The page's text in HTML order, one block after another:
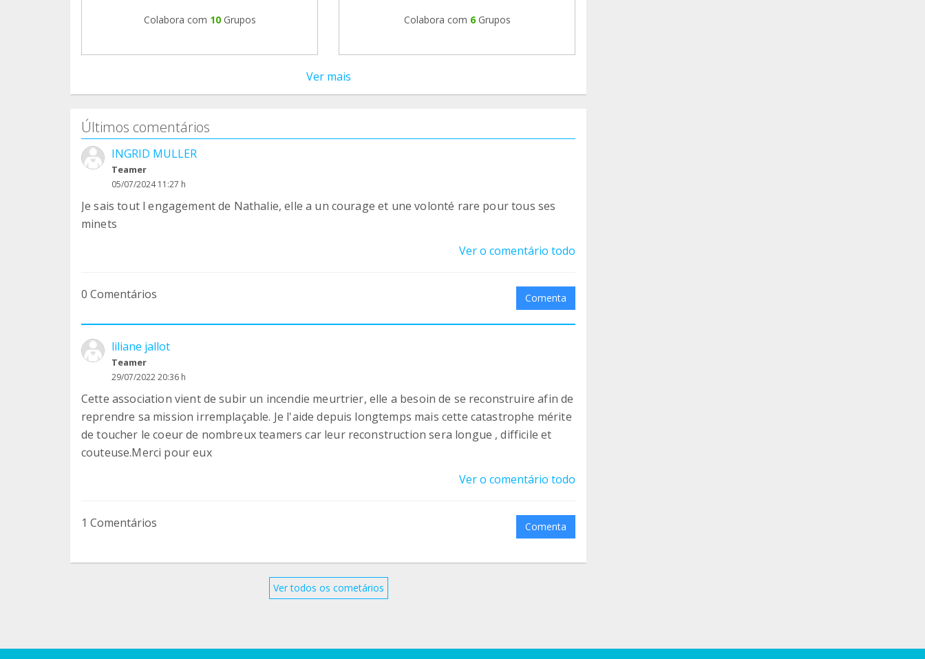
Colabora com 10 Grupos Colabora com 6 Grupos
Ver mais
Últimos comentários
INGRID MULLER
Teamer
05/07/2024 11:27 h
Je sais tout l engagement de Nathalie, elle a un courage et une volonté rare pour tous ses
minets
Ver o comentário todo
0 Comentários Comenta
liliane jallot
Teamer
29/07/2022 20:36 h
Cette association vient de subir un incendie meurtrier, elle a besoin de se reconstruire afin de
reprendre sa mission irremplaçable. Je l'aide depuis longtemps mais cette catastrophe mérite
de toucher le coeur de nombreux teamers car leur reconstruction sera longue , difficile et
couteuse.Merci pour eux
Ver o comentário todo
1 Comentários Comenta
Ver todos os cometários